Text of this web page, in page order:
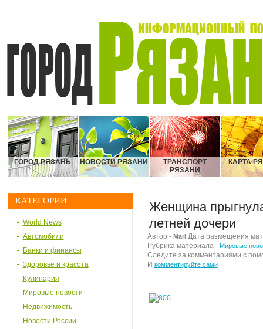
ГОРОД РЯЗАНЬ НОВОСТИ РЯЗАНИ
ТРАНСПОРТ
РЯЗАНИ
КАРТА
КАТЕГОРИИ
World News
Автомобили
Банки и финансы
Здоровье и красота
Кулинария
Мировые новости
Недвижимость
Новости России
Женщина
летней дочери
Автор - MariДата размещения
Рубрика материала - Мировые
Следите за комментариями с
И комментируйте сами